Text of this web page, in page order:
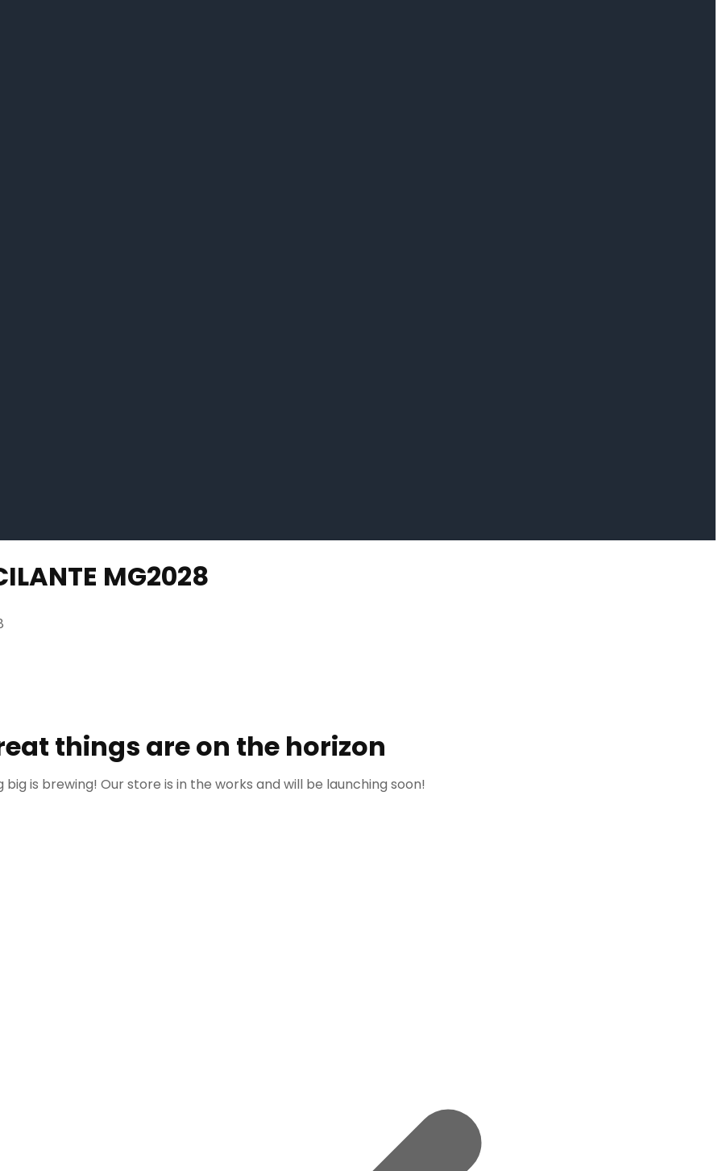
MG2028
things are on the horizon
big is brewing! Our store is in the works and will be launching soon!